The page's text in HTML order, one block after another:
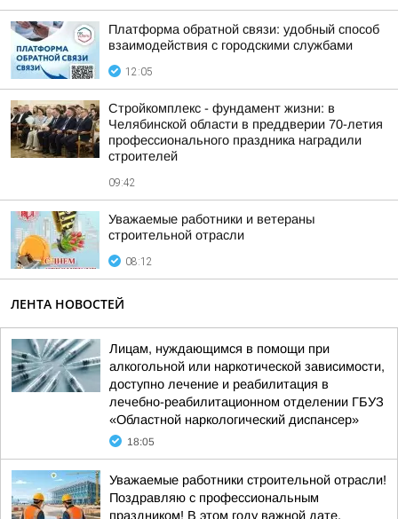
Платформа обратной связи: удобный способ
взаимодействия с городскими службами
12:05
Стройкомплекс - фундамент жизни: в
Челябинской области в преддверии 70-летия
профессионального праздника наградили
строителей
09:42
Уважаемые работники и ветераны
строительной отрасли
08:12
ЛЕНТА НОВОСТЕЙ
Лицам, нуждающимся в помощи при
алкогольной или наркотической зависимости,
доступно лечение и реабилитация в
лечебно-реабилитационном отделении ГБУЗ
«Областной наркологический диспансер»
18:05
Уважаемые работники строительной отрасли!
Поздравляю с профессиональным
праздником! В этом году важной дате,